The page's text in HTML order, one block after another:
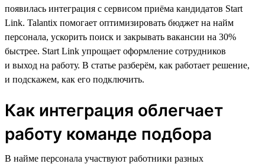
появилась интеграция с сервисом приёма кандидатов Start
Link. Talantix помогает оптимизировать бюджет на найм
персонала, ускорить поиск и закрывать вакансии на 30%
быстрее. Start Link упрощает оформление сотрудников
и выход на работу. В статье разберём, как работает решение,
и подскажем, как его подключить.
Как интеграция облегчает
работу команде подбора
В найме персонала участвуют работники разных